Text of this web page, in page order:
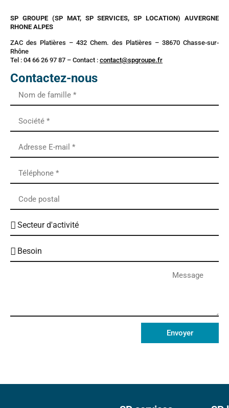
SP GROUPE (SP MAT, SP SERVICES, SP LOCATION) AUVERGNE
RHONE ALPES
ZAC des Platières – 432 Chem. des Platières – 38670 Chasse-sur-
Rhône
Tel : 04 66 26 97 87 – Contact : contact@spgroupe.fr
Contactez-nous
Envoyer